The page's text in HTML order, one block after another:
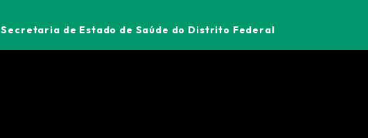
Secretaria de Estado de Saúde do Distrito Federal